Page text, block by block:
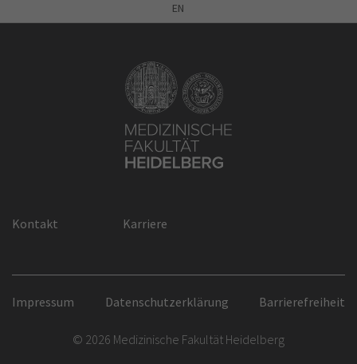
EN
Kontakt Karriere
Impressum Datenschutzerklärung Barrierefreiheit
© 2026 Medizinische Fakultät Heidelberg